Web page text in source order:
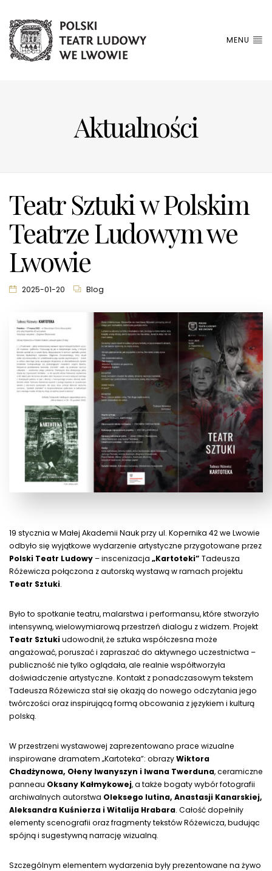
MENU
Aktualności
Teatr Sztuki w Polskim
Teatrze Ludowym we
Lwowie
2025-01-20 Blog
19 stycznia w Małej Akademii Nauk przy ul. Kopernika 42 we Lwowie
odbyło się wyjątkowe wydarzenie artystyczne przygotowane przez
Polski Teatr Ludowy – inscenizacja „Kartoteki” Tadeusza
Różewicza połączona z autorską wystawą w ramach projektu
Teatr Sztuki.
Było to spotkanie teatru, malarstwa i performansu, które stworzyło
intensywną, wielowymiarową przestrzeń dialogu z widzem. Projekt
Teatr Sztukiudowodnił, że sztuka współczesna może
angażować, poruszać i zapraszać do aktywnego uczestnictwa –
publiczność nie tylko oglądała, ale realnie współtworzyła
doświadczenie artystyczne. Kontakt z ponadczasowym tekstem
Tadeusza Różewicza stał się okazją do nowego odczytania jego
twórczości oraz inspirującą formą obcowania z językiem i kulturą
polską.
W przestrzeni wystawowej zaprezentowano prace wizualne
inspirowane dramatem „Kartoteka”: obrazyWiktora
Chadżynowa, Ołeny Iwanyszyn i Iwana Twerduna, ceramiczne
panneau Oksany Kałmykowej, a także bogaty wybór fotografii
archiwalnych autorstwa Oleksego Iutina, Anastasji Kanarskiej,
Aleksandra Kuśnierza i Witalija Hrabara. Całość dopełniły
elementy scenografii oraz fragmenty tekstów Różewicza, budując
spójną i sugestywną narrację wizualną.
Szczególnym elementem wydarzenia były prezentowane na żywo